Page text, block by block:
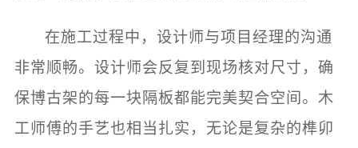
在施工过程中，设计师与项目经理的沟通
非常顺畅。设计师会反复到现场核对尺寸，确
保博古架的每一块隔板都能完美契合空间。木
工师傅的手艺也相当扎实，无论是复杂的榫卯